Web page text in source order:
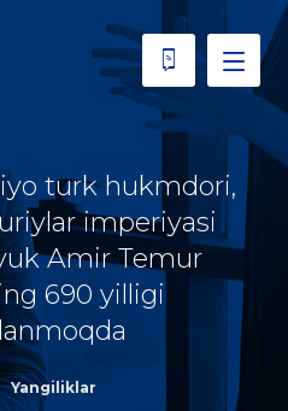
turk hukmdori,
imperiyasi
Amir Temur
690 yilligi
Yangiliklar